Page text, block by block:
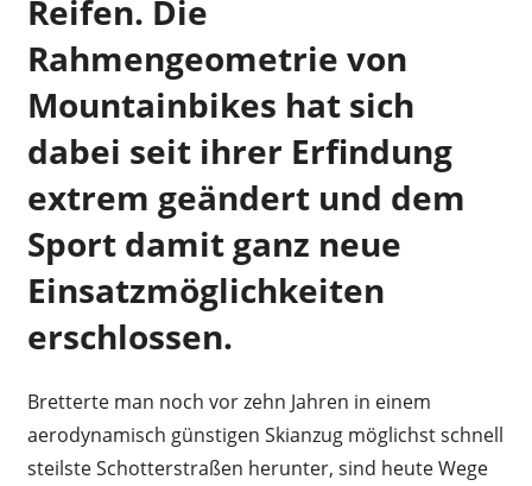
Reifen. Die
Rahmengeometrie von
Mountainbikes hat sich
dabei seit ihrer Erfindung
extrem geändert und dem
Sport damit ganz neue
Einsatzmöglichkeiten
erschlossen.
Bretterte man noch vor zehn Jahren in einem
aerodynamisch günstigen Skianzug möglichst schnell
steilste Schotterstraßen herunter, sind heute Wege